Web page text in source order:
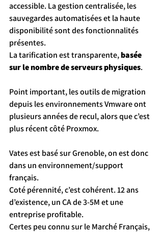
accessible. La gestion centralisée, les
sauvegardes automatisées et la haute
disponibilité sont des fonctionnalités
présentes.
La tarification est transparente, basée
sur le nombre de serveurs physiques.
Point important, les outils de migration
depuis les environnements Vmware ont
plusieurs années de recul, alors que c’est
plus récent côté Proxmox.
Vates est basé sur Grenoble, on est donc
dans un environnement/support
français.
Coté pérennité, c’est cohérent. 12 ans
d’existence, un CA de 3-5M et une
entreprise profitable.
Certes peu connu sur le Marché Français,